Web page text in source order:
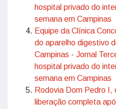
hospital privado do
semana em Campinas
Equipe da Clínica
do aparelho digestivo
Campinas - Jornal
hospital privado do
semana em Campinas
Rodovia Dom Pedro I,
liberação completa